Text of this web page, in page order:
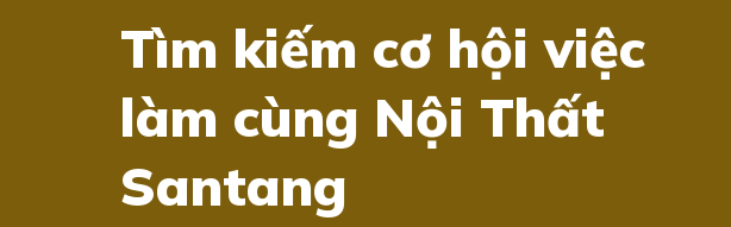
Tìm kiếm cơ hội việc
làm cùng Nội Thất
Santang